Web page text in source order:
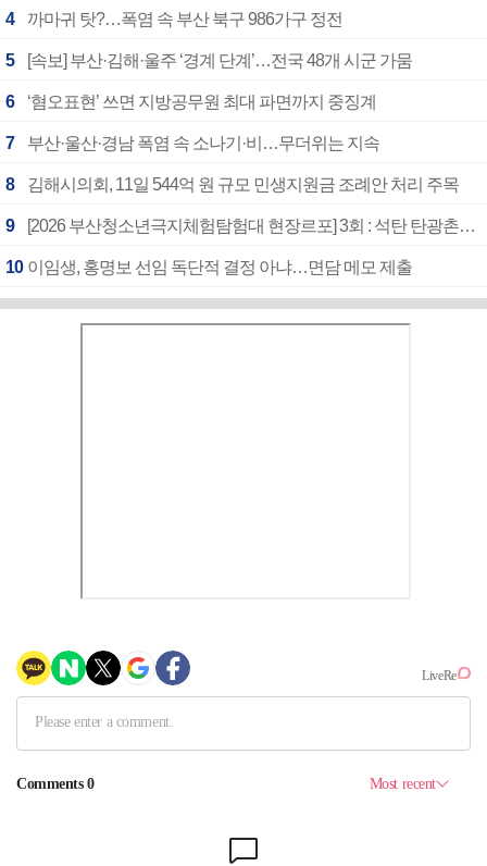
4 까마귀 탓?…폭염 속 부산 북구 986가구 정전
5 [속보] 부산·김해·울주 ‘경계 단계’…전국 48개 시군 가뭄
6 ‘혐오표현’ 쓰면 지방공무원 최대 파면까지 중징계
7 부산·울산·경남 폭염 속 소나기·비…무더위는 지속
8 김해시의회, 11일 544억 원 규모 민생지원금 조례안 처리 주목
9 [2026 부산청소년극지체험탐험대 현장르포] 3회 : 석탄 탄광촌에서 북극 연구의 중심지로
10 이임생, 홍명보 선임 독단적 결정 아냐…면담 메모 제출